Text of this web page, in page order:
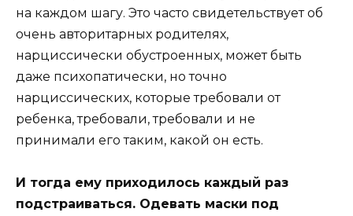
на каждом шагу. Это часто свидетельствует об
очень авторитарных родителях,
нарциссически обустроенных, может быть
даже психопатически, но точно
нарциссических, которые требовали от
ребенка, требовали, требовали и не
принимали его таким, какой он есть.
И тогда ему приходилось каждый раз
подстраиваться. Одевать маски под